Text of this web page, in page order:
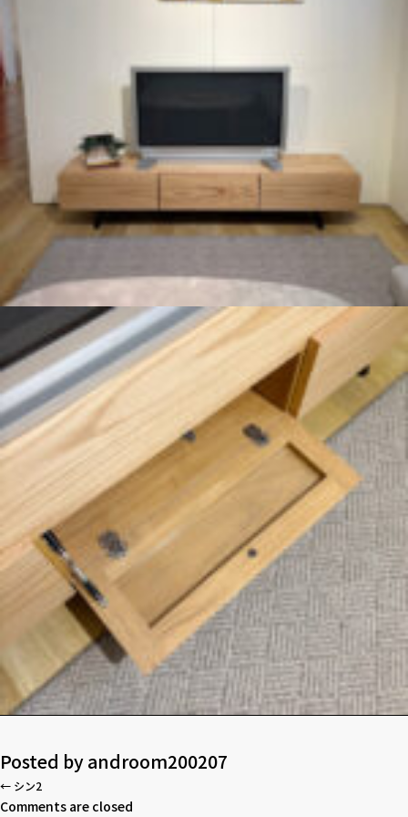
Posted byandroom200207
← シン2
Comments are closed